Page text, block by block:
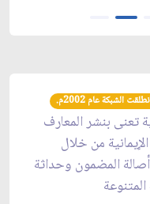
الشبكة عام 2002م.
تعنى بنشر المعارف
من خلال
المضمون وحداثة